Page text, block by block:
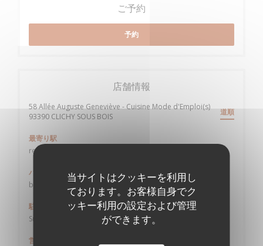
当サイトはクッキーを利用し
ております。お客様自身でク
ッキー利用の設定および管理
ができます。
ご予約
予約
店舗情報
58 Allée Auguste Geneviève - Cuisine Mode d'Emploi(s)
93390 CLICHY SOUS BOIS((新しいウィンドウで開きます)) 道順
最寄り駅
rer B Sevran-Livry ou rer E gare de Gagny
バス
bus 623 arrêt Parc des Sports
駐車場
Sur place
営業時間